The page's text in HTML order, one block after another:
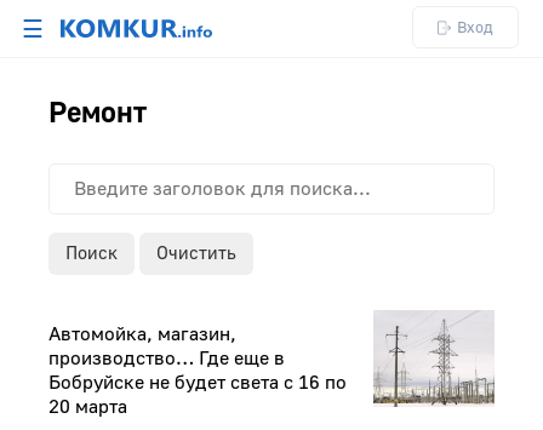
☰ Вход
Ремонт
Поиск Очистить
Автомойка, магазин,
производство… Где еще в
Бобруйске не будет света с 16 по
20 марта